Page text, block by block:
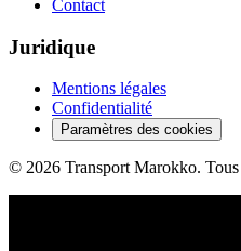
Contact
Juridique
Mentions légales
Confidentialité
Paramètres des cookies
© 2026 Transport Marokko.